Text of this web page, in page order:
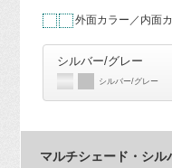
外面カラー／内面
シルバー/グレー
シルバー/グレー
マルチシェード・シル